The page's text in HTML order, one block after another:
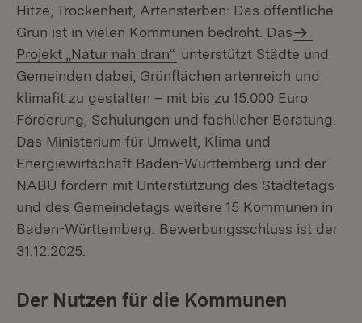
Hitze, Trockenheit, Artensterben: Das öffentliche
Grün ist in vielen Kommunen bedroht. Das
Projekt „Natur nah dran“ unterstützt Städte und
Gemeinden dabei, Grünflächen artenreich und
klimafit zu gestalten – mit bis zu 15.000 Euro
Förderung, Schulungen und fachlicher Beratung.
Das Ministerium für Umwelt, Klima und
Energiewirtschaft Baden-Württemberg und der
NABU fördern mit Unterstützung des Städtetags
und des Gemeindetags weitere 15 Kommunen in
Baden-Württemberg. Bewerbungsschluss ist der
31.12.2025.
Der Nutzen für die Kommunen